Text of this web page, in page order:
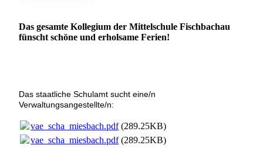
Das gesamte Kollegium der Mittelschule Fischbachau
fünscht schöne und erholsame Ferien!
Das staatliche Schulamt sucht eine/n
Verwaltungsangestellte/n:
vae_scha_miesbach.pdf(289.25KB)
vae_scha_miesbach.pdf(289.25KB)